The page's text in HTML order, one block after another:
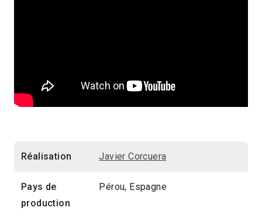
Réalisation Javier Corcuera
Pays de
production
Pérou, Espagne